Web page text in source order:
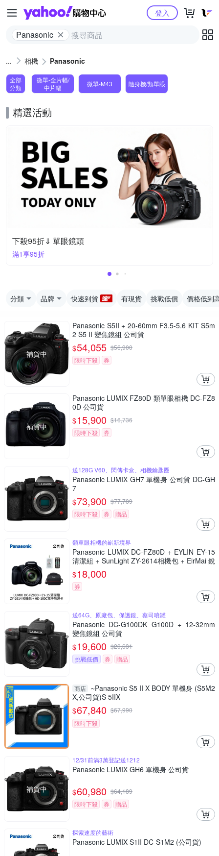
Yahoo購物中心
Panasonic
登入
相機 Panasonic
全部
分類
微單-全片幅/
中片幅
微單-M43 隨身機/類單眼
精選活動
下殺95折⇓ 單眼鏡頭
滿1享95折
分類 品牌 快速到貨 有現貨 挑戰低價 價格低到
補貨中
Panasonic S5II + 20-60mm F3.5-5.6 KIT S5m
2 S5 II 變焦鏡組 公司貨
$54,055 $56,900
限時下殺
券
補貨中
Panasonic LUMIX FZ80D 類單眼相機 DC-FZ8
0D 公司貨
$15,900 $16,736
限時下殺
券
送128G V60、閃傳卡盒、相機鑰匙圈
Panasonic LUMIX GH7 單機身 公司貨 DC-GH
7
$73,900 $77,789
限時下殺
券 贈品
類單眼相機的嶄新境界
Panasonic LUMIX DC-FZ80D + EYLIN EY-15
清潔組 + SunLight ZY-2614相機包 + EirMai 銳
瑪 HD-100C電子除濕卡 FZ80D (公司貨)
$18,000
券
送64G、原廠包、保護鏡、蔡司噴罐
Panasonic DC-G100DK G100D + 12-32mm
變焦鏡組 公司貨
$19,600 $20,631
挑戰低價
券 贈品
商店
~Panasonic S5 II X BODY 單機身 (S5M2
X,公司貨)S 5IIX
$67,840 $67,990
限時下殺
補貨中
12/31前滿3萬登記送1212
Panasonic LUMIX GH6 單機身 公司貨
$60,980 $64,189
限時下殺
券 贈品
探索速度的藝術
Panasonic LUMIX S1II DC-S1M2 (公司貨)